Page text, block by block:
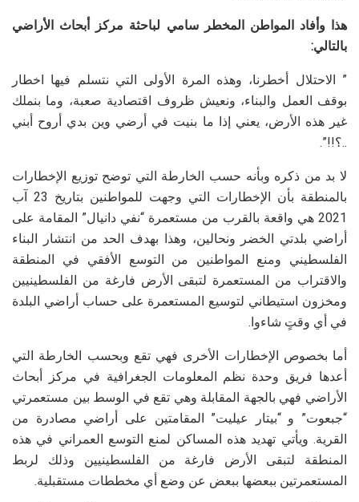
هذا وأفاد المواطن المخطر سامي لباحثة مركز أبحاث الأراضي
بالتالي:
” الاحتلال أخطرنا، وهذه المرة الأولى التي نتسلم فيها اخطار
بوقف العمل والبناء، ونعيش ظروف اقتصادية صعبة، وما بنملك
غير هذه الأرض، يعني إذا ما بنيت في أرضي وين بدي أروح أبني
..؟!!”.
لا بد من ذكره وبأنه حسب الخارطة التي توضح توزيع الإخطارات
بالمنطقة بأن الإخطارات التي وجهت للمواطنين بتاريخ 23 آب
2021 هي واقعة بالقرب من مستعمرة “نفي دانيال” المقامة على
أراضي بلدتي الخضر ونحالين، وهذا بهدف الحد من انتشار البناء
الفلسطيني ومنع المواطنين من التوسع الأفقي في المنطقة
والاقتراب من المستعمرة لتبقى الأرض فارغة من الفلسطينيين
ومخزون استيطاني لتوسيع المستعمرة على حساب أراضي البلدة
في أي وقتٍ شاءوا.
أما بخصوص الإخطارات الأخرى فهي تقع وبحسب الخارطة التي
أعدها فريق وحدة نظم المعلومات الجغرافية في مركز أبحاث
الأراضي فهي بالجهة المقابلة وهي تقع في الوسط بين مستعمرتي
“جبعوت” و “بيتار عيليت” المقامتين على أراضي مصادرة من
القرية. ويأتي تهديد هذه المساكن لمنع التوسع العمراني في هذه
المنطقة لتبقى الأرض فارغة من الفلسطينيين وذلك لربط
المستعمرتين ببعضها ببعض عن وضع أي مخططات مستقبلية.